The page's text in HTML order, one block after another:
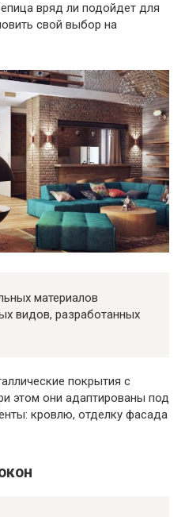
вряд ли подойдет для
свой выбор на
материалов
видов, разработанных
покрытия с
этом они адаптированы под
кровлю, отделку фасада